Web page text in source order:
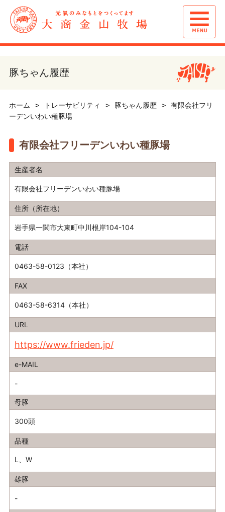
豚ちゃん履歴
ホーム トレーサビリティ 豚ちゃん履歴
有限会社フリ
ーデンいわい種豚場
有限会社フリーデンいわい種豚場
生産者名
有限会社フリーデンいわい種豚場
住所（所在地）
岩手県一関市大東町中川根岸104-104
電話
0463-58-0123（本社）
FAX
0463-58-6314（本社）
URL
https://www.frieden.jp/
e-MAIL
-
母豚
300頭
品種
L、W
雄豚
-